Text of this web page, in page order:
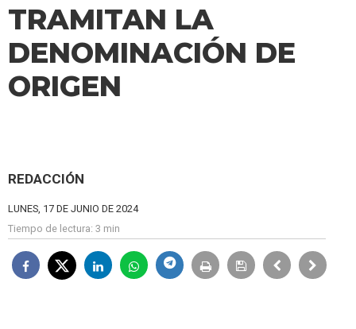
TRAMITAN LA
DENOMINACIÓN DE
ORIGEN
REDACCIÓN
LUNES, 17 DE JUNIO DE 2024
Tiempo de lectura: 3 min